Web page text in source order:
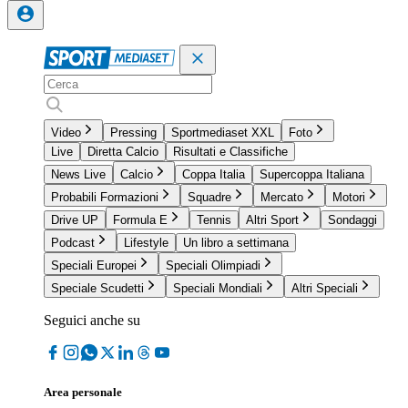
Video Pressing Sportmediaset XXL
Foto
Live
Diretta Calcio
Risultati e Classifiche
News Live
Calcio Coppa Italia
Supercoppa Italiana
Probabili Formazioni
Squadre Mercato
Motori
Drive UP
Formula E Tennis Altri Sport
Sondaggi
Podcast
Lifestyle
Un libro a settimana
Speciali Europei
Speciali Olimpiadi
Speciale Scudetti
Speciali Mondiali Altri Speciali
Seguici anche su
Area personale